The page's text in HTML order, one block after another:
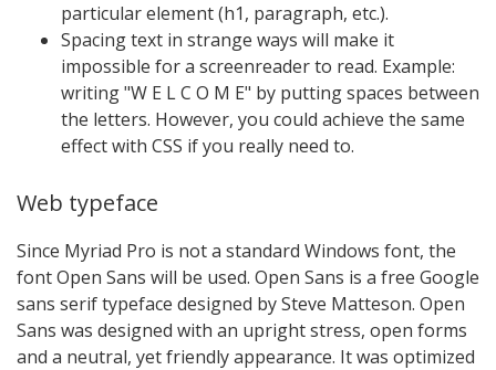
particular element (h1, paragraph, etc.).
Spacing text in strange ways will make it
impossible for a screenreader to read. Example:
writing "W E L C O M E" by putting spaces between
the letters. However, you could achieve the same
effect with CSS if you really need to.
Web typeface
Since Myriad Pro is not a standard Windows font, the
font Open Sans will be used. Open Sans is a free Google
sans serif typeface designed by Steve Matteson. Open
Sans was designed with an upright stress, open forms
and a neutral, yet friendly appearance. It was optimized